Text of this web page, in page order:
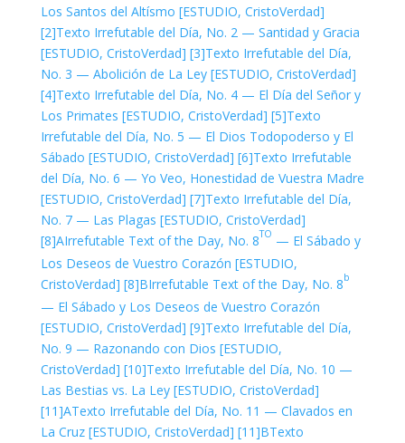
Los Santos del Altísmo [ESTUDIO, CristoVerdad]
[2]Texto Irrefutable del Día, No. 2 — Santidad y Gracia
[ESTUDIO, CristoVerdad] [3]Texto Irrefutable del Día,
No. 3 — Abolición de La Ley [ESTUDIO, CristoVerdad]
[4]Texto Irrefutable del Día, No. 4 — El Día del Señor y
Los Primates [ESTUDIO, CristoVerdad] [5]Texto
Irrefutable del Día, No. 5 — El Dios Todopoderso y El
Sábado [ESTUDIO, CristoVerdad] [6]Texto Irrefutable
del Día, No. 6 — Yo Veo, Honestidad de Vuestra Madre
[ESTUDIO, CristoVerdad] [7]Texto Irrefutable del Día,
No. 7 — Las Plagas [ESTUDIO, CristoVerdad]
[8]AIrrefutable Text of the Day, No. 8TO — El Sábado y
Los Deseos de Vuestro Corazón [ESTUDIO,
CristoVerdad] [8]BIrrefutable Text of the Day, No. 8b
— El Sábado y Los Deseos de Vuestro Corazón
[ESTUDIO, CristoVerdad] [9]Texto Irrefutable del Día,
No. 9 — Razonando con Dios [ESTUDIO,
CristoVerdad] [10]Texto Irrefutable del Día, No. 10 —
Las Bestias vs. La Ley [ESTUDIO, CristoVerdad]
[11]ATexto Irrefutable del Día, No. 11 — Clavados en
La Cruz [ESTUDIO, CristoVerdad] [11]BTexto